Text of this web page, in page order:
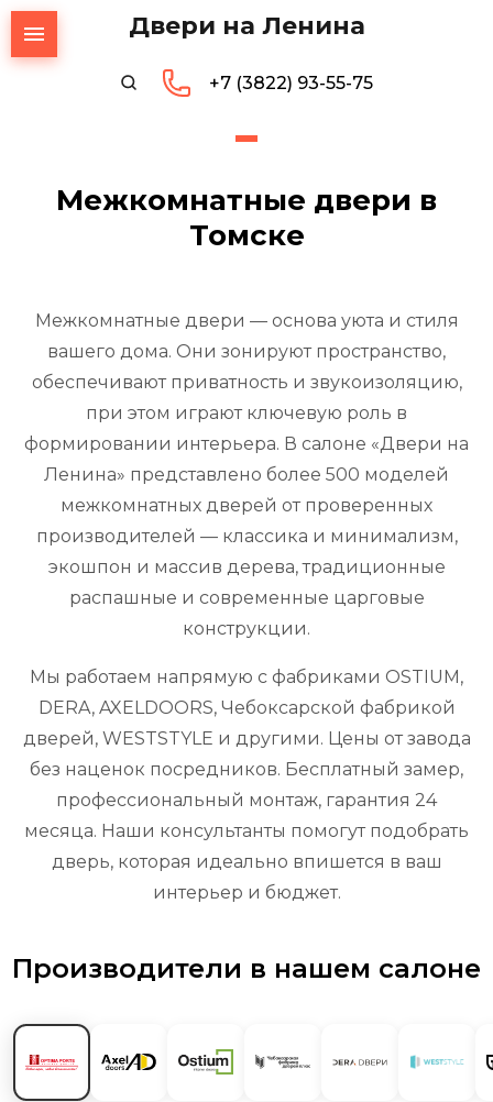
Двери на Ленина
+7 (3822) 93-55-75
Межкомнатные двери в
Томске
Межкомнатные двери — основа уюта и стиля
вашего дома. Они зонируют пространство,
обеспечивают приватность и звукоизоляцию,
при этом играют ключевую роль в
формировании интерьера. В салоне «Двери на
Ленина» представлено более 500 моделей
межкомнатных дверей от проверенных
производителей — классика и минимализм,
экошпон и массив дерева, традиционные
распашные и современные царговые
конструкции.
Мы работаем напрямую с фабриками OSTIUM,
DERA, AXELDOORS, Чебоксарской фабрикой
дверей, WESTSTYLE и другими. Цены от завода
без наценок посредников. Бесплатный замер,
профессиональный монтаж, гарантия 24
месяца. Наши консультанты помогут подобрать
дверь, которая идеально впишется в ваш
интерьер и бюджет.
Производители в нашем салоне